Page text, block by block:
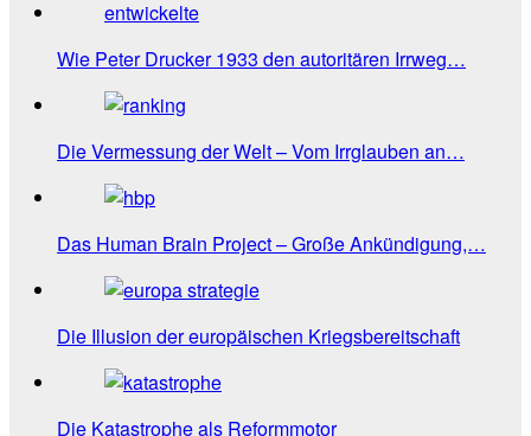
Wie Peter Drucker 1933 den autoritären Irrweg…
Die Vermessung der Welt – Vom Irrglauben an…
Das Human Brain Project – Große Ankündigung,…
Die Illusion der europäischen Kriegsbereitschaft
Die Katastrophe als Reformmotor